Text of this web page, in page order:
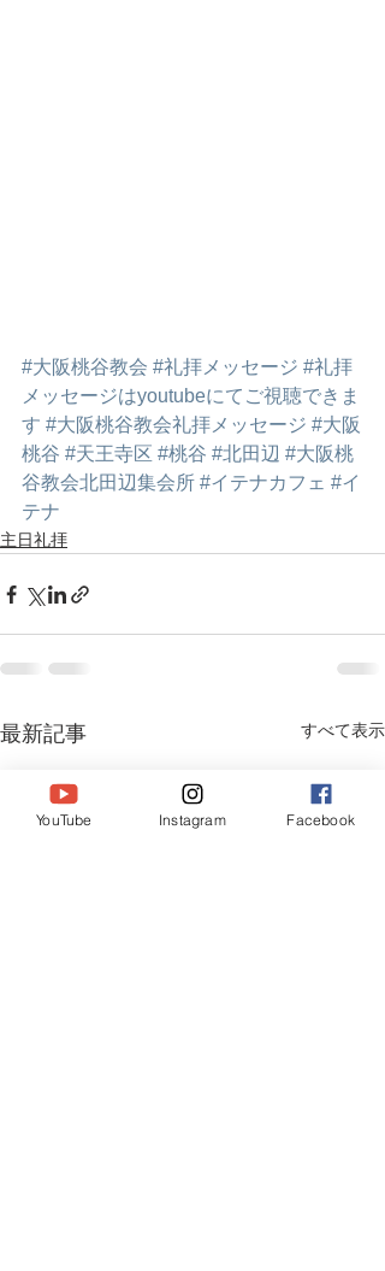
#大阪桃谷教会 #礼拝メッセージ #礼拝
メッセージはyoutubeにてご視聴できま
す #大阪桃谷教会礼拝メッセージ #大阪
桃谷 #天王寺区 #桃谷 #北田辺 #大阪桃
谷教会北田辺集会所 #イテナカフェ #イ
テナ
主日礼拝
最新記事 すべて表示
YouTube Instagram Facebook